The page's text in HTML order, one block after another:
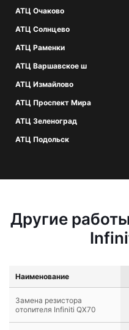
АТЦ Очаково
АТЦ Солнцево
АТЦ Раменки
АТЦ Варшавское ш
АТЦ Измайлово
АТЦ Проспект Мира
АТЦ Зеленоград
АТЦ Подольск
Другие
Наименование
Замена резистора
отопителя Infiniti QX70